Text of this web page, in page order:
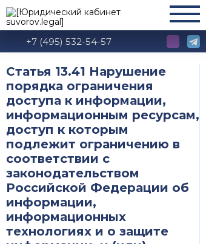
+7 (495) 532-54-57
Статья 13.41 Нарушение
порядка ограничения
доступа к информации,
информационным ресурсам,
доступ к которым
подлежит ограничению в
соответствии с
законодательством
Российской Федерации об
информации,
информационных
технологиях и о защите